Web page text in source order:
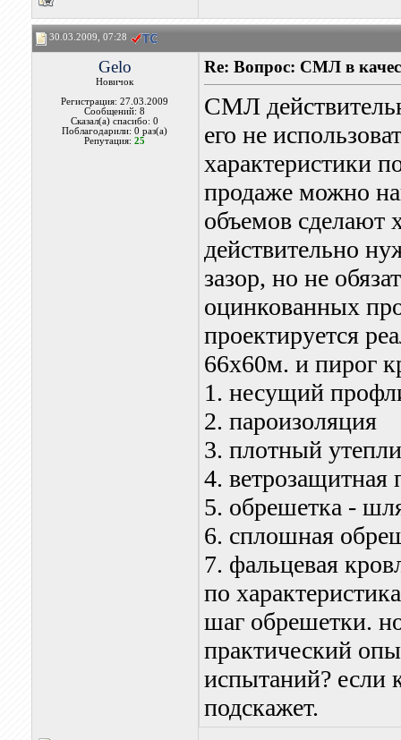
30.03.2009, 07:28
Gelo
Новичок
Регистрация: 27.03.2009
Сообщений: 8
Сказал(а) спасибо: 0
Поблагодарили: 0 раз(а)
Репутация:25
Re: Вопрос: СМЛ в
СМЛ
его не
характеристики
продаже можно
объемов
действительно
зазор, но не
оцинкованных
проектируется
66х60м. и пирог
1. несущий
2. пароизоляция
3. плотный
4. ветрозащитная
5. обрешетка -
6. сплошная
7. фальцевая
по
шаг обрешетки.
практический
испытаний? если
подскажет.